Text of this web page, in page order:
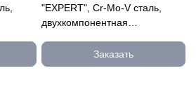
100
"EXPERT", Cr-Mo-V сталь,
двухкомпонентная
PZ, №1x80мм 250073-1-080
Заказать